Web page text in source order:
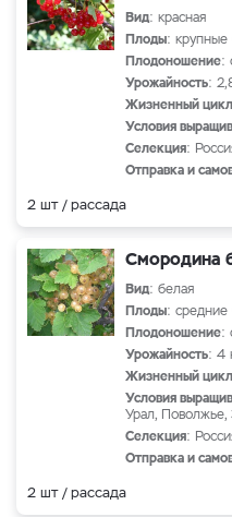
Вид: красная
Плоды: крупные
Плодоношение:
Урожайность:
Жизненный цикл
Условия
Селекция:
Отправка и
2 шт / рассада
Смородина
Вид: белая
Плоды: средние
Плодоношение:
Урожайность: 4
Жизненный цикл
Условия
Урал, Поволжье,
Селекция:
Отправка и
2 шт / рассада